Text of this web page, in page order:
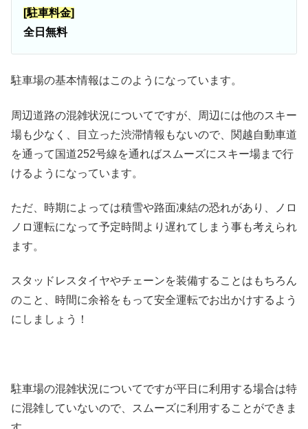
[駐車料金]
全日無料
駐車場の基本情報はこのようになっています。
周辺道路の混雑状況についてですが、周辺には他のスキー
場も少なく、目立った渋滞情報もないので、関越自動車道
を通って国道252号線を通ればスムーズにスキー場まで行
けるようになっています。
ただ、時期によっては積雪や路面凍結の恐れがあり、ノロ
ノロ運転になって予定時間より遅れてしまう事も考えられ
ます。
スタッドレスタイヤやチェーンを装備することはもちろん
のこと、時間に余裕をもって安全運転でお出かけするよう
にしましょう！
駐車場の混雑状況についてですが平日に利用する場合は特
に混雑していないので、スムーズに利用することができま